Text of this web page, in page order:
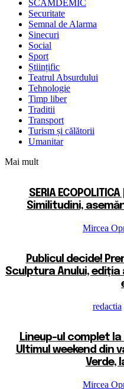
SCAMDEMIC
Securitate
Semnal de Alarma
Sinecuri
Social
Sport
Științific
Teatrul Absurdului
Tehnologie
Timp liber
Traditii
Transport
Turism și călătorii
Umanitar
Mai mult
SERIA
Similitudini,
Mircea
Publicul decide!
Sculptura Anului, ediția
redactia
Lineup-ul complet la
Ultimul weekend din
Verde,
Mircea